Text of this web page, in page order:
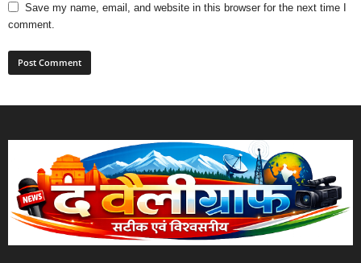
Save my name, email, and website in this browser for the next time I
comment.